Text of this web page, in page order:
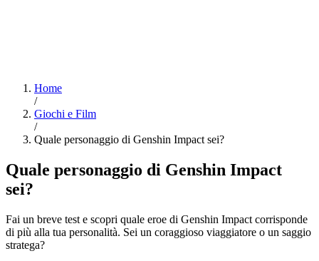
Home
/
Giochi e Film
/
Quale personaggio di Genshin Impact sei?
Quale personaggio di Genshin Impact
sei?
Fai un breve test e scopri quale eroe di Genshin Impact corrisponde
di più alla tua personalità. Sei un coraggioso viaggiatore o un saggio
stratega?